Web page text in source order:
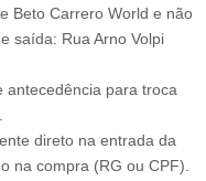
Beto Carrero World e não
saída: Rua Arno Volpi
antecedência para troca
direto na entrada da
na compra (RG ou CPF).